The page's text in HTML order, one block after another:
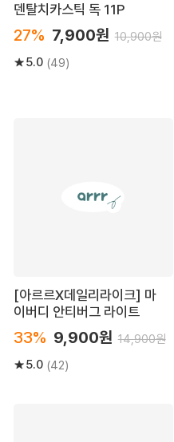
덴탈치카스틱 독 11P
27% 7,900원 10,900원
5.0 (49)
[아르르X데일리라이크] 마
이버디 안티버그 라이트
33% 9,900원 14,900원
5.0 (42)